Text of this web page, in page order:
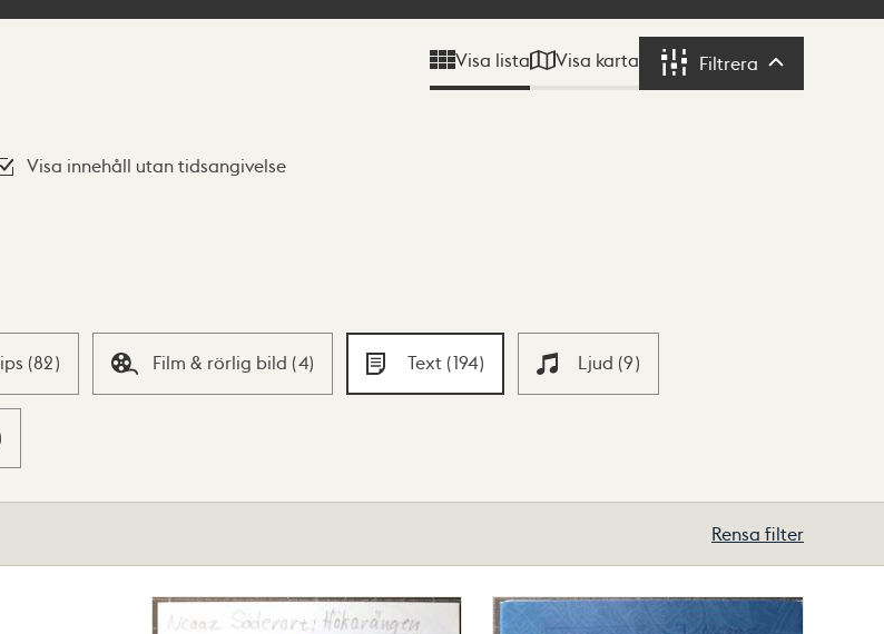
Visa lista Visa karta Filtrera Filtrera
Visa innehåll utan tidsangivelse
(82) Film & rörlig bild (4) Text (194) Ljud (9)
Rensa filter